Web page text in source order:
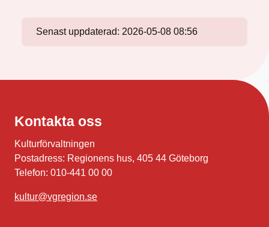
Senast uppdaterad: 2026-05-08 08:56
Kontakta oss
Kulturförvaltningen
Postadress: Regionens hus, 405 44 Göteborg
Telefon: 010-441 00 00
kultur@vgregion.se